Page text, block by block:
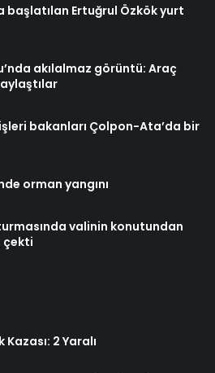
başlatılan Ertuğrul Özkök yurt
akılalmaz görüntü: Araç
bakanları Çolpon-Ata’da bir
orman yangını
valinin konutundan
çekti
2 Yaralı